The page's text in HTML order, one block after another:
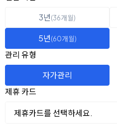
3년(36개월)
5년(60개월)
관리 유형
자가관리
제휴 카드
제휴카드를 선택하세요.